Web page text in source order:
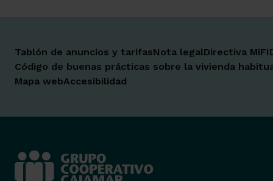
Tablón de anuncios y tarifasNota legalDirectiva
Código de buenas prácticas sobre la vivienda
Mapa webAccesibilidad